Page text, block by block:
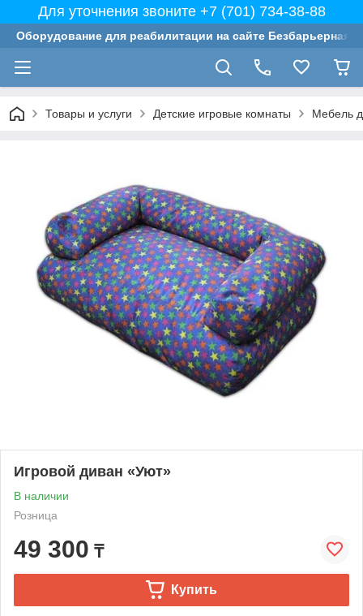
Для уточнения звоните +7 (701) 734-38-88
Оборудование для реабилитации на сайте Безбарьерная
Товары и услуги Детские игровые комнаты Мебель
Игровой диван «Уют»
В наличии
Розница
49 300 ₸
Купить